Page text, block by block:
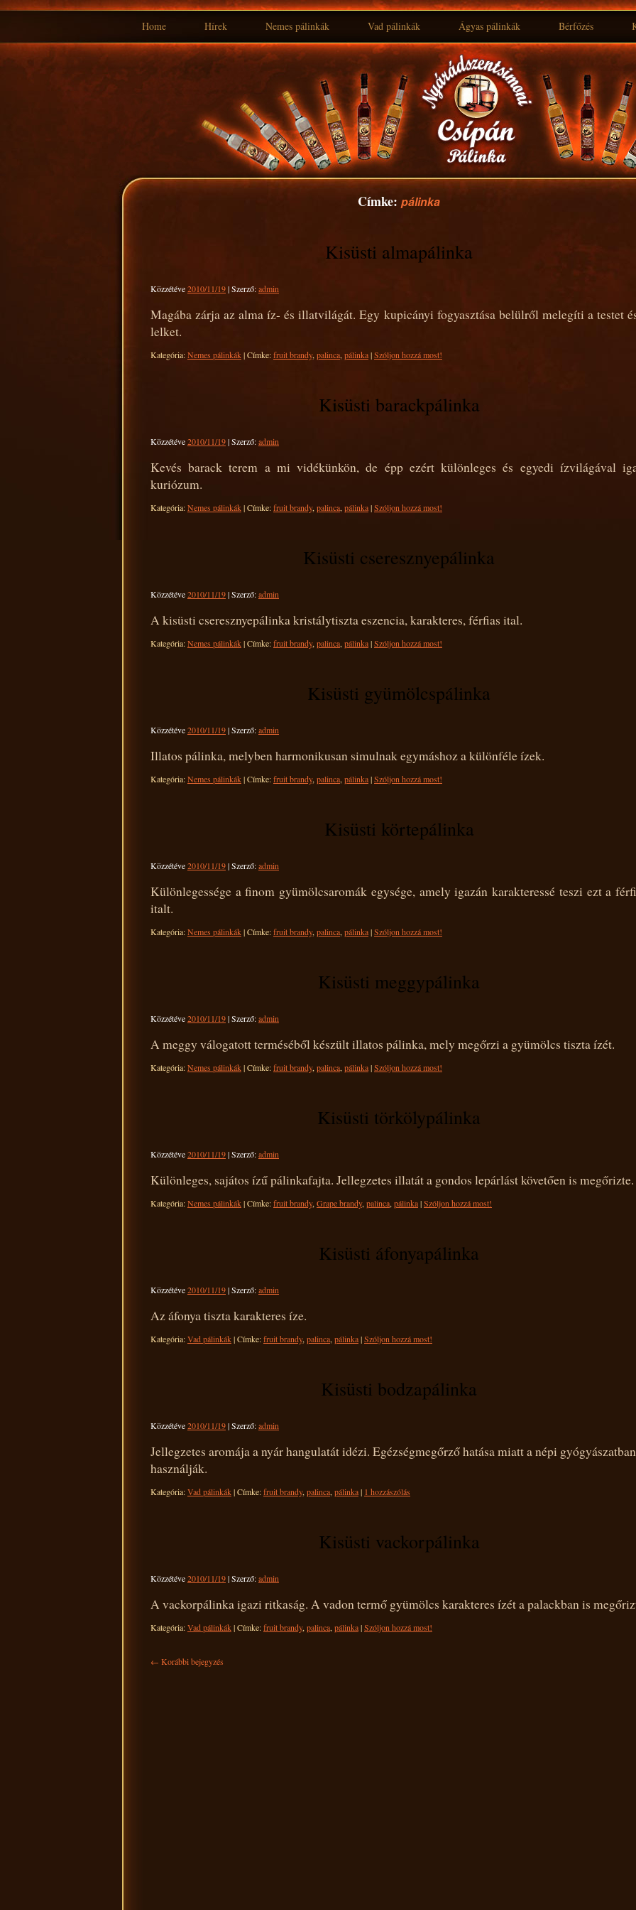
Kilépés
a
Home Hírek Nemes pálinkák Vad pálinkák Ágyas pálinkák Bérfőzés
Címke: pálinka
Kisüsti almapálinka
Közzétéve2010/11/19|Szerző:admin
Magába zárja az alma íz- és illatvilágát. Egy kupicányi fogyasztása belülről melegíti a testet
lelket.
Kategória:Nemes pálinkák|Címke:fruit brandy, palinca, pálinka|Szóljon hozzá most!
Kisüsti barackpálinka
Közzétéve2010/11/19|Szerző:admin
Kevés barack terem a mi vidékünkön, de épp ezért különleges és egyedi ízvilágával
kuriózum.
Kategória:Nemes pálinkák|Címke:fruit brandy, palinca, pálinka|Szóljon hozzá most!
Kisüsti cseresznyepálinka
Közzétéve2010/11/19|Szerző:admin
A kisüsti cseresznyepálinka kristálytiszta eszencia, karakteres, férfias ital.
Kategória:Nemes pálinkák|Címke:fruit brandy, palinca, pálinka|Szóljon hozzá most!
Kisüsti gyümölcspálinka
Közzétéve2010/11/19|Szerző:admin
Illatos pálinka, melyben harmonikusan simulnak egymáshoz a különféle ízek.
Kategória:Nemes pálinkák|Címke:fruit brandy, palinca, pálinka|Szóljon hozzá most!
Kisüsti körtepálinka
Közzétéve2010/11/19|Szerző:admin
Különlegessége a finom gyümölcsaromák egysége, amely igazán karakteressé teszi ezt a
italt.
Kategória:Nemes pálinkák|Címke:fruit brandy, palinca, pálinka|Szóljon hozzá most!
Kisüsti meggypálinka
Közzétéve2010/11/19|Szerző:admin
A meggy válogatott terméséből készült illatos pálinka, mely megőrzi a gyümölcs tiszta ízét.
Kategória:Nemes pálinkák|Címke:fruit brandy, palinca, pálinka|Szóljon hozzá most!
Kisüsti törkölypálinka
Közzétéve2010/11/19|Szerző:admin
Különleges, sajátos ízű pálinkafajta. Jellegzetes illatát a gondos lepárlást követően is megőrizte.
Kategória:Nemes pálinkák|Címke:fruit brandy, Grape brandy, palinca, pálinka|Szóljon hozzá most!
Kisüsti áfonyapálinka
Közzétéve2010/11/19|Szerző:admin
Az áfonya tiszta karakteres íze.
Kategória:Vad pálinkák|Címke:fruit brandy, palinca, pálinka|Szóljon hozzá most!
Kisüsti bodzapálinka
Közzétéve2010/11/19|Szerző:admin
Jellegzetes aromája a nyár hangulatát idézi. Egézségmegőrző hatása miatt a népi
használják.
Kategória:Vad pálinkák|Címke:fruit brandy, palinca, pálinka| 1 hozzászólás
Kisüsti vackorpálinka
Közzétéve2010/11/19|Szerző:admin
A vackorpálinka igazi ritkaság. A vadon termő gyümölcs karakteres ízét a palackban is
Kategória:Vad pálinkák|Címke:fruit brandy, palinca, pálinka|Szóljon hozzá most!
← Korábbi bejegyzés